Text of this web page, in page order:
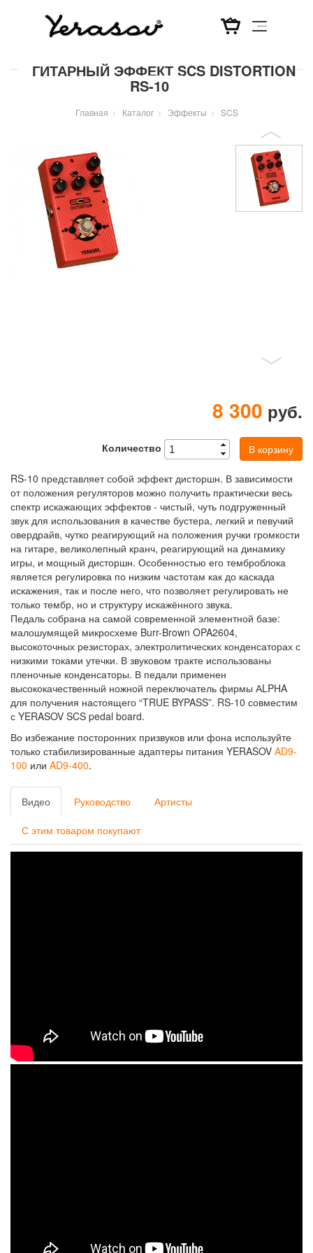
ГИТАРНЫЙ ЭФФЕКТ SCS DISTORTION
RS-10
Главная Каталог Эффекты SCS
RS-10 представляет собой эффект дисторшн. В зависимости
от положения регуляторов можно получить практически весь
спектр искажающих эффектов - чистый, чуть подгруженный
звук для использования в качестве бустера, легкий и певучий
овердрайв, чутко реагирующий на положения ручки громкости
на гитаре, великолепный кранч, реагирующий на динамику
игры, и мощный дисторшн. Особенностью его темброблока
является регулировка по низким частотам как до каскада
искажения, так и после него, что позволяет регулировать не
только тембр, но и структуру искажённого звука.
Педаль собрана на самой современной элементной базе:
малошумящей микросхеме Burr-Brown OPA2604,
высокоточных резисторах, электролитических конденсаторах с
низкими токами утечки. В звуковом тракте использованы
пленочные конденсаторы. В педали применен
высококачественный ножной переключатель фирмы АLPHA
для получения настоящего “TRUE BYPASS”. RS-10 совместим
с YERASOV SCS pedal board.
Во избежание посторонних призвуков или фона используйте
только стабилизированные адаптеры питания YERASOV AD9-
100 или AD9-400.
8 300 руб.
Количество В корзину
Видео Руководство Артисты
С этим товаром покупают